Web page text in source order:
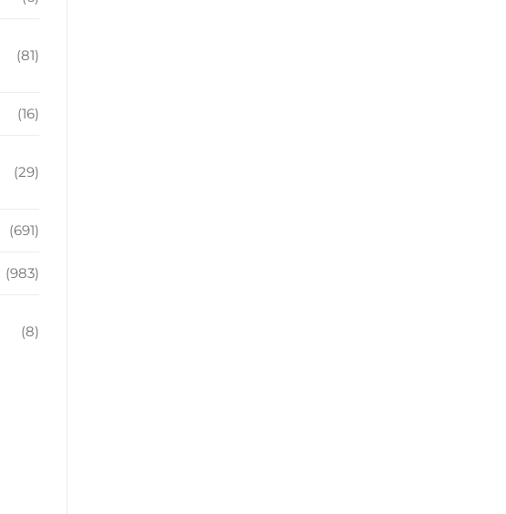
(81)
(16)
(29)
(691)
(983)
(8)